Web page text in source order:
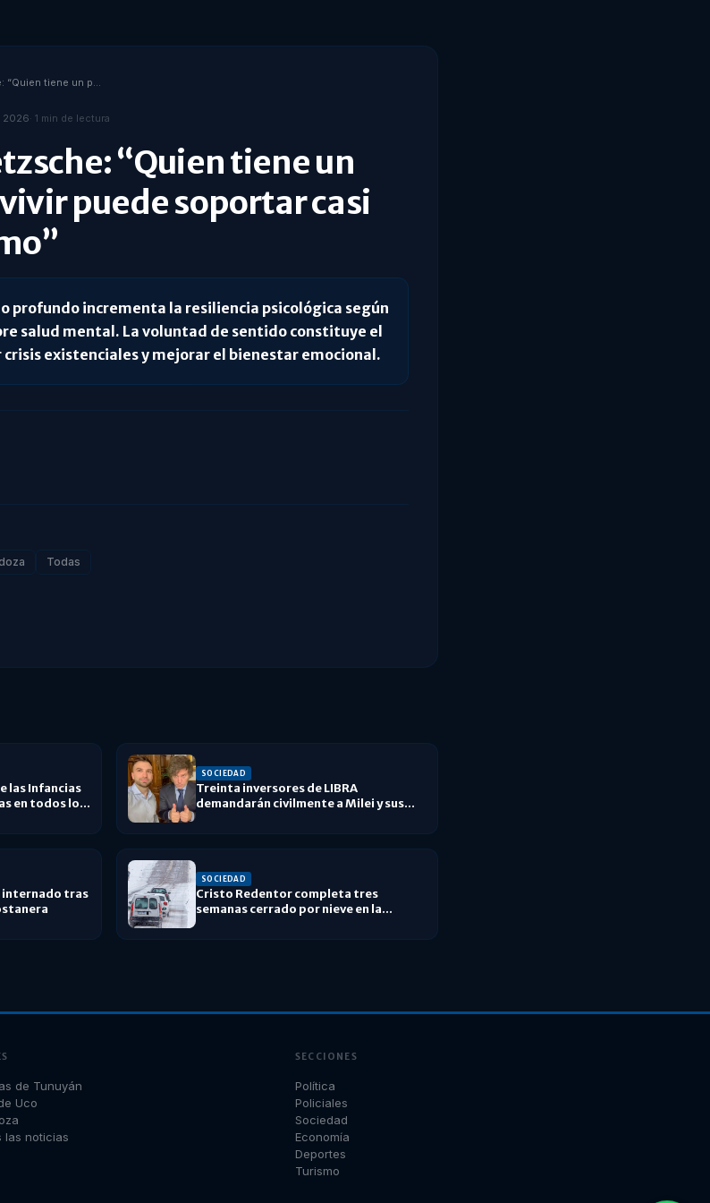
Friedrich Nietzsche: “Quien tiene un porqué para vivir puede soportar casi cualquier cómo”
2026·1 min de lectura
“Quien tiene un
puede soportar casi
profundo incrementa la resiliencia psicológica según
salud mental. La voluntad de sentido constituye el
existenciales y mejorar el bienestar emocional.
Todas
las Infancias
en todos los
SOCIEDAD
Treinta inversores de LIBRA
demandarán civilmente a Milei y sus
internado tras
SOCIEDAD
Cristo Redentor completa tres
semanas cerrado por nieve en la
de Tunuyán
Uco
las noticias
SECCIONES
Política
Policiales
Sociedad
Economía
Deportes
Turismo